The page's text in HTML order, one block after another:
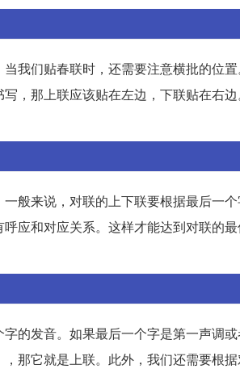
我们贴春联时，还需要注意横批的位
，那上联应该贴在左边，下联贴在右
般来说，对联的上下联要根据最后一
应和对应关系。这样才能达到对联的最
的发音。如果最后一个字是第一声调
那它就是上联。此外，我们还需要根